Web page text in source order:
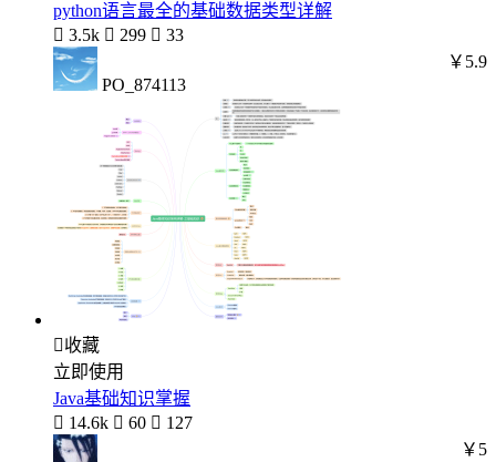
python语言最全的基础数据类型详解
 3.5k  299  33
PO_874113
￥5.9
收藏
立即使用
Java基础知识掌握
 14.6k  60  127
￥5